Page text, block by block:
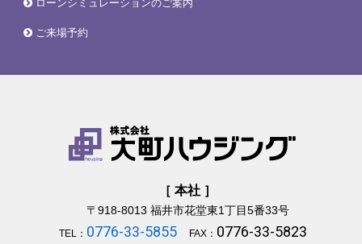
ローンシミュレーションのご案内
ご来場予約
［ 本社 ］
〒918-8013 福井市花堂東1丁目5番33号
TEL： 0776-33-5855 FAX： 0776-33-5823